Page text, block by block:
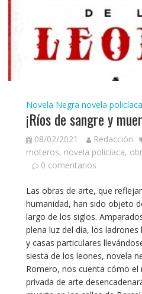
Novela Negra novela policíaca
¡Ríos de sangre y
08/02/2021 Redacción
moteros, novela policíaca,
0 comentarios
Las obras de arte, que
humanidad, han sido objeto
largo de los siglos.
plena luz del día, los
y casas particulares
siesta de los leones, novela
Romero, nos cuenta cómo el
privada de arte